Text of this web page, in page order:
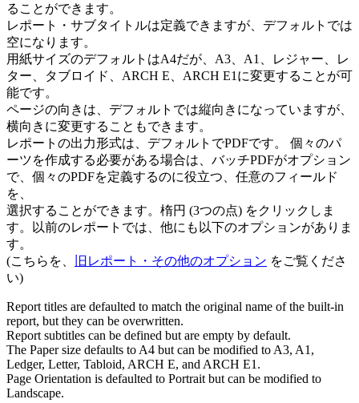
ることができます。
レポート・サブタイトルは定義できますが、デフォルトでは
空になります。
用紙サイズのデフォルトはA4だが、A3、A1、レジャー、レ
ター、タブロイド、ARCH E、ARCH E1に変更することが可
能です。
ページの向きは、デフォルトでは縦向きになっていますが、
横向きに変更することもできます。
レポートの出力形式は、デフォルトでPDFです。 個々のパ
ーツを作成する必要がある場合は、バッチPDFがオプション
で、個々のPDFを定義するのに役立つ、任意のフィールド
を、
選択することができます。楕円 (3つの点) をクリックしま
す。以前のレポートでは、他にも以下のオプションがありま
す。
(こちらを、
旧レポート・その他のオプション をご覧くださ
い)
Report titles are defaulted to match the original name of the built-in
report, but they can be overwritten.
Report subtitles can be defined but are empty by default.
The Paper size defaults to A4 but can be modified to A3, A1,
Ledger, Letter, Tabloid, ARCH E, and ARCH E1.
Page Orientation is defaulted to Portrait but can be modified to
Landscape.